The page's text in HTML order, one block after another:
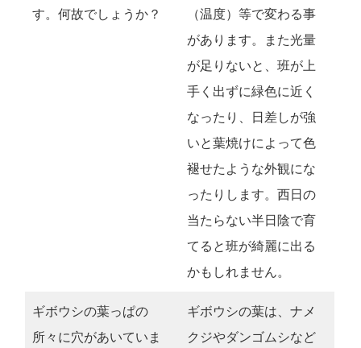
す。何故でしょうか？
（温度）等で変わる事
があります。また光量
が足りないと、班が上
手く出ずに緑色に近く
なったり、日差しが強
いと葉焼けによって色
褪せたような外観にな
ったりします。西日の
当たらない半日陰で育
てると班が綺麗に出る
かもしれません。
ギボウシの葉っぱの
所々に穴があいていま
ギボウシの葉は、ナメ
クジやダンゴムシなど